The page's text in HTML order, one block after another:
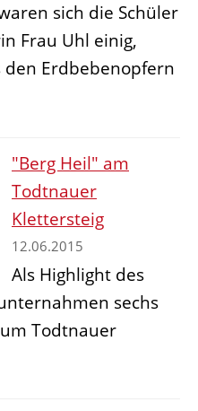
sich die Schüler
Frau Uhl einig,
den Erdbebenopfern
"Berg Heil" am
Todtnauer
Klettersteig
12.06.2015
Als Highlight des
sechs
Todtnauer